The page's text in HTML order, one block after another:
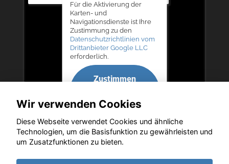
Für die Aktivierung der
Karten- und
Navigationsdienste ist Ihre
Zustimmung zu den
Datenschutzrichtlinien vom
Drittanbieter Google LLC
erforderlich.
Zustimmen
aktivieren
Wir verwenden Cookies
Diese Webseite verwendet Cookies und ähnliche
Technologien, um die Basisfunktion zu gewährleisten und
um Zusatzfunktionen zu bieten.